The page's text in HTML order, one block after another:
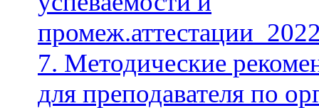
7. Методические
для преподавателя по